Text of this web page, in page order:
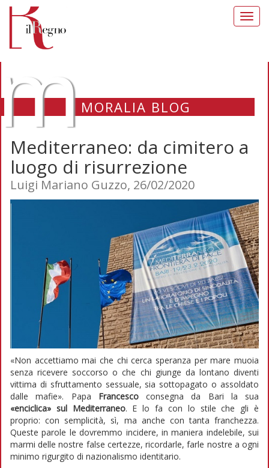
MORALIA BLOG
Mediterraneo: da cimitero a
luogo di risurrezione
Luigi Mariano Guzzo, 26/02/2020
«Non accettiamo mai che chi cerca speranza per mare muoia
senza ricevere soccorso o che chi giunge da lontano diventi
vittima di sfruttamento sessuale, sia sottopagato o assoldato
dalle mafie». Papa Francescoconsegna da Bari la sua
«enciclica» sul Mediterraneo. E lo fa con lo stile che gli è
proprio: con semplicità, sì, ma anche con tanta franchezza.
Queste parole le dovremmo incidere, in maniera indelebile, sui
marmi delle nostre false certezze, ricordarle, farle nostre a ogni
minimo rigurgito di nazionalismo identitario.